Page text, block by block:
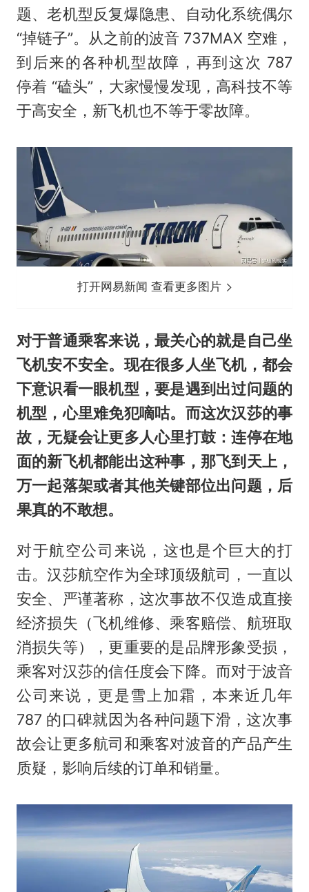
题、老机型反复爆隐患、自动化系统偶尔
“掉链子”。从之前的波音 737MAX 空难，
到后来的各种机型故障，再到这次 787
停着 “磕头”，大家慢慢发现，高科技不等
于高安全，新飞机也不等于零故障。
打开网易新闻 查看更多图片
对于普通乘客来说，最关心的就是自己坐
飞机安不安全。现在很多人坐飞机，都会
下意识看一眼机型，要是遇到出过问题的
机型，心里难免犯嘀咕。而这次汉莎的事
故，无疑会让更多人心里打鼓：连停在地
面的新飞机都能出这种事，那飞到天上，
万一起落架或者其他关键部位出问题，后
果真的不敢想。
对于航空公司来说，这也是个巨大的打
击。汉莎航空作为全球顶级航司，一直以
安全、严谨著称，这次事故不仅造成直接
经济损失（飞机维修、乘客赔偿、航班取
消损失等），更重要的是品牌形象受损，
乘客对汉莎的信任度会下降。而对于波音
公司来说，更是雪上加霜，本来近几年
787 的口碑就因为各种问题下滑，这次事
故会让更多航司和乘客对波音的产品产生
质疑，影响后续的订单和销量。